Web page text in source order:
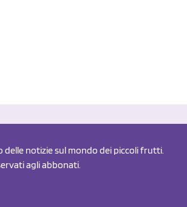
notizie sul mondo dei piccoli frutti.
agli abbonati.